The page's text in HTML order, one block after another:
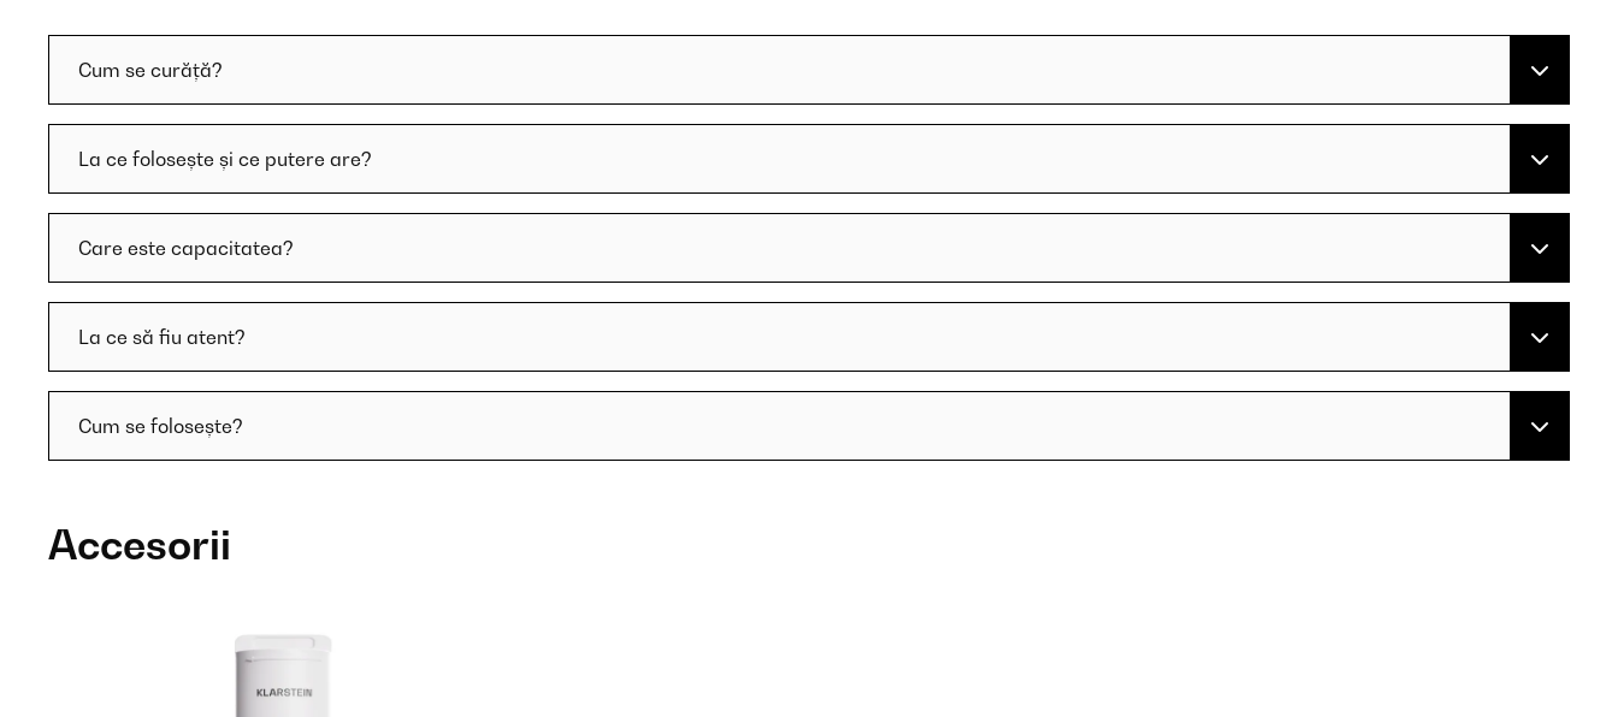
Cum se curăță?
La ce folosește și ce putere are?
Care este capacitatea?
La ce să fiu atent?
Cum se folosește?
Accesorii